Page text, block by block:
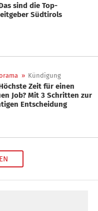
Südtirols
» Kündigung
Job? Mit 3 Schritten zur
Entscheidung